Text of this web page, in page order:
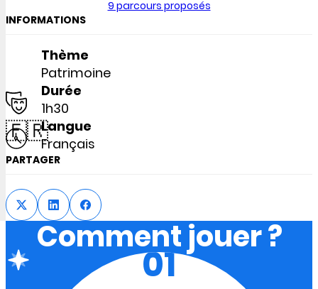
9 parcours proposés
INFORMATIONS
Thème
Patrimoine
Durée
1h30
🇫🇷Langue
Français
PARTAGER
Comment jouer ?
01